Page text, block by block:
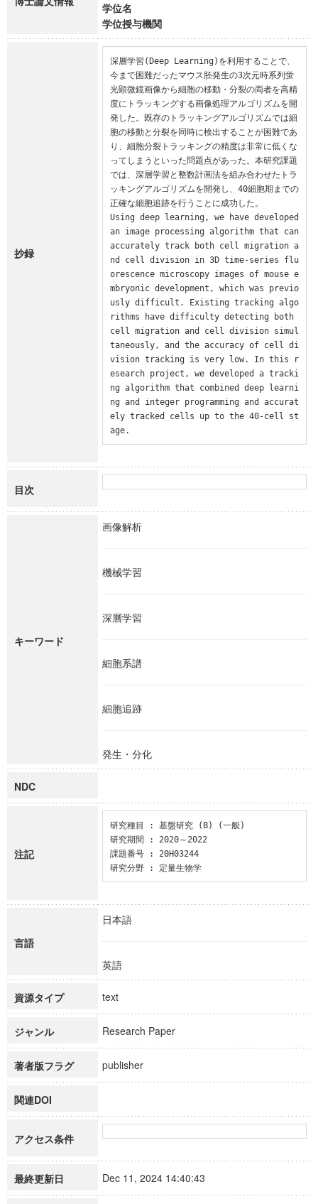
学位名
学位授与機関
抄録
深層学習(Deep Learning)を利用することで、
今まで困難だったマウス胚発生の3次元時系列蛍
光顕微鏡画像から細胞の移動・分裂の両者を高精
度にトラッキングする画像処理アルゴリズムを開
発した。既存のトラッキングアルゴリズムでは細
胞の移動と分裂を同時に検出することが困難であ
り、細胞分裂トラッキングの精度は非常に低くな
ってしまうといった問題点があった。本研究課題
では、深層学習と整数計画法を組み合わせたトラ
ッキングアルゴリズムを開発し、40細胞期までの
正確な細胞追跡を行うことに成功した。
Using deep learning, we have developed
an image processing algorithm that can
accurately track both cell migration a
nd cell division in 3D time-series flu
orescence microscopy images of mouse e
mbryonic development, which was previo
usly difficult. Existing tracking algo
rithms have difficulty detecting both
cell migration and cell division simul
taneously, and the accuracy of cell di
vision tracking is very low. In this r
esearch project, we developed a tracki
ng algorithm that combined deep learni
ng and integer programming and accurat
ely tracked cells up to the 40-cell st
age.
目次
キーワード
画像解析
機械学習
深層学習
細胞系譜
細胞追跡
発生・分化
NDC
注記
研究種目 : 基盤研究 (B) (一般)
研究期間 : 2020～2022
課題番号 : 20H03244
研究分野 : 定量生物学
言語
日本語
英語
資源タイプ text
ジャンル Research Paper
著者版フラグ publisher
関連DOI
アクセス条件
最終更新日 Dec 11, 2024 14:40:43